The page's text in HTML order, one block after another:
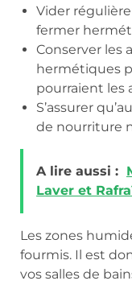
Vider
fermer
Conserver les
hermétiques
pourraient les
S’assurer
de nourriture
A lire aussi :
Laver et
Les zones
fourmis. Il est
vos salles de